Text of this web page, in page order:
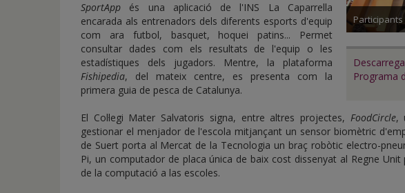
Participants
Programa
SportApp és una aplicació de l'INS La Caparrella
encarada als entrenadors dels diferents esports d'equip
com ara futbol, basquet, hoquei patins... Permet
consultar dades com els resultats de l'equip o les
estadístiques dels jugadors. Mentre, la plataforma
Fishipedia, del mateix centre, es presenta com la
primera guia de pesca de Catalunya.
El Col·legi Mater Salvatoris signa, entre altres projectes, FoodCircle,
gestionar el menjador de l'escola mitjançant un sensor biomètric
de Suert porta al Mercat de la Tecnologia un braç robòtic electro-
Pi, un computador de placa única de baix cost dissenyat al Regne
de la computació a las escoles.